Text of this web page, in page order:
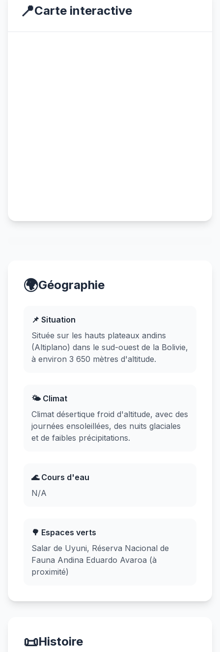
📍Carte interactive
🌍Géographie
📌 Situation
Située sur les hauts plateaux andins
(Altiplano) dans le sud-ouest de la Bolivie,
à environ 3 650 mètres d'altitude.
🌤️ Climat
Climat désertique froid d'altitude, avec des
journées ensoleillées, des nuits glaciales
et de faibles précipitations.
🌊 Cours d'eau
N/A
🌳 Espaces verts
Salar de Uyuni, Réserva Nacional de
Fauna Andina Eduardo Avaroa (à
proximité)
📜Histoire